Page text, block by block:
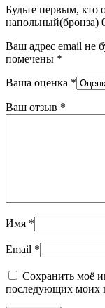
Будьте первым, кто
напольный(бронза)
Ваш адрес email не
помечены *
Ваша оценка *
Ваш отзыв *
Имя *
Email *
Сохранить моё
последующих моих